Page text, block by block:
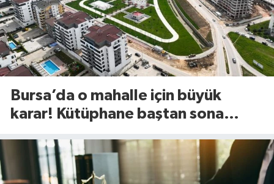
Bursa’da o mahalle için büyük
karar! Kütüphane baştan sona